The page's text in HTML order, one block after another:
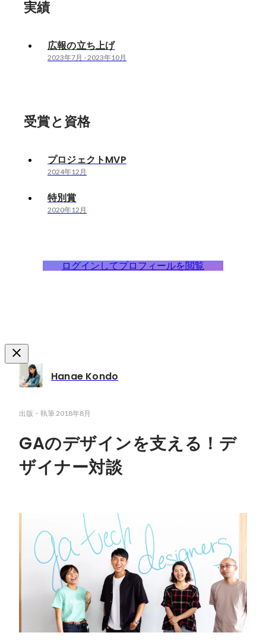
実績
広報の立ち上げ
2023年7月 -2023年10月
受賞と資格
プロジェクトMVP
2024年12月
特別賞
2020年12月
ログインしてプロフィールを閲覧
Hanae Kondo
出版・執筆2018年8月
GAのデザインを支える！デ
ザイナー対談